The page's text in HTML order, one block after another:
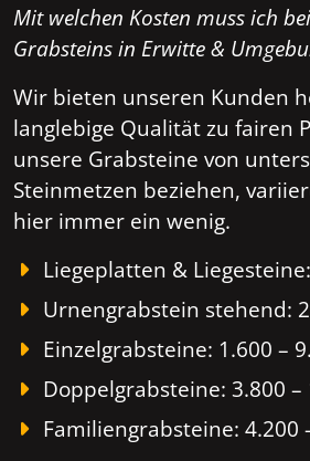
Mit welchen Kosten muss ich
Grabsteins in Erwitte &
Wir bieten unseren Kunden
langlebige Qualität zu fairen
unsere Grabsteine von
Steinmetzen beziehen,
hier immer ein wenig.
Liegeplatten &
Urnengrabstein stehend:
Einzelgrabsteine: 1.600 –
Doppelgrabsteine: 3.800 –
Familiengrabsteine: 4.200